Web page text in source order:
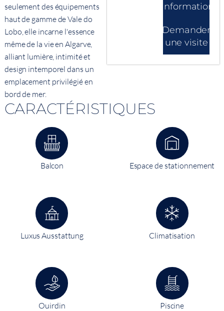
seulement des équipements
haut de gamme de Vale do
Lobo, elle incarne l'essence
même de la vie en Algarve,
alliant lumière, intimité et
design intemporel dans un
emplacement privilégié en
bord de mer.
d'informations
Demander
une visite
CARACTÉRISTIQUES
Balcon Espace de stationnement
Luxus Ausstattung Climatisation
Ouirdin Piscine